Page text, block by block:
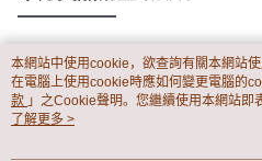
热门标签
本網站中使用cookie，欲查詢有關本網站
在電腦上使用cookie時應如何變更電腦的
款 」之Cookie聲明。您繼續使用本網站
之Cookie聲明使用cookie。
了解更多 >